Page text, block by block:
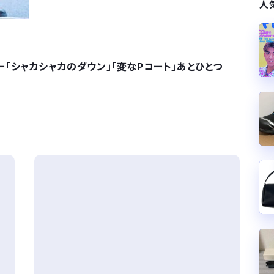
ャカシャカのダウン」「変なPコート」あとひとつ
人